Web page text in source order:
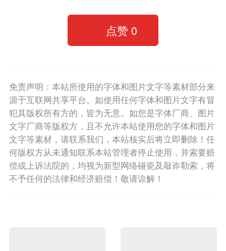
点赞 0
免责声明：本站所使用的字体和图片文字等素材部分来
源于互联网共享平台。如使用任何字体和图片文字有冒
犯其版权所有方的，皆为无意。如您是字体厂商、图片
文字厂商等版权方，且不允许本站使用您的字体和图片
文字等素材，请联系我们，本站核实后将立即删除！任
何版权方从未通知联系本站管理者停止使用，并索要赔
偿或上诉法院的，均视为新型网络碰瓷及敲诈勒索，将
不予任何的法律和经济赔偿！敬请谅解！